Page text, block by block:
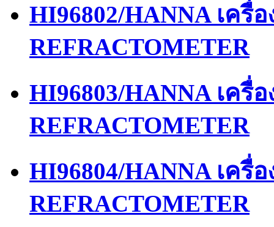
HI96802/HANNA เค
REFRACTOMETER
HI96803/HANNA เค
REFRACTOMETER
HI96804/HANNA เค
REFRACTOMETER